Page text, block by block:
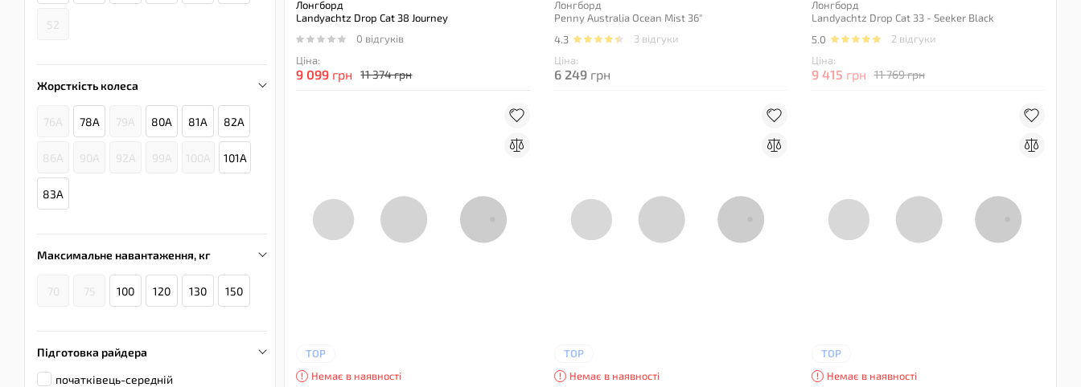
Лонгборд
Landyachtz Drop Cat 38 Journey
0 відгуків
Ціна:
9 099 грн 11 374 грн
Лонгборд
Penny Australia Ocean Mist 36"
4.3
3 відгуки
Ціна:
6 249грн
Лонгборд
Landyachtz Drop Cat 33 - Seeker Black
5.0
2 відгуки
Ціна:
9 415 грн 11 769 грн
TOP
Немає в наявності
TOP
Немає в наявності
TOP
Немає в наявності
52
Жорсткість колеса
76A 78A 79A 80A 81A 82A
86A 90A 92A 99A 100A 101A
83А
Максимальне навантаження, кг
70 75 100 120 130 150
Підготовка райдера
початківець-середній